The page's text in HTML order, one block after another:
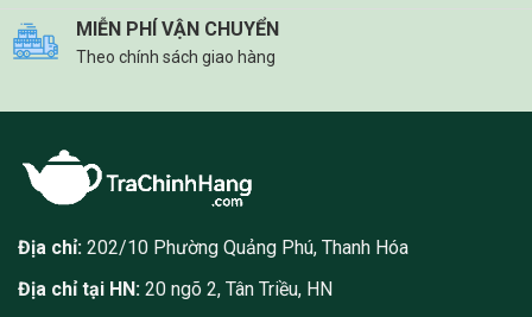
MIỄN PHÍ VẬN CHUYỂN
Theo chính sách giao hàng
Địa chỉ: 202/10 Phường Quảng Phú, Thanh Hóa
Địa chỉ tại HN: 20 ngõ 2, Tân Triều, HN